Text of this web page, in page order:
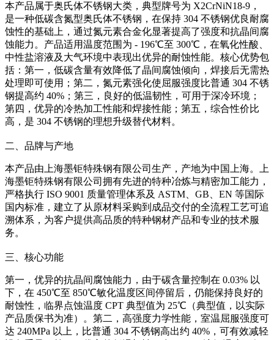
本产品属于奥氏体不锈钢大类，典型牌号为 X2CrNiN18-9，
是一种低碳含氮型奥氏体不锈钢，在保持 304 不锈钢优良耐腐
蚀性的基础上，通过氮元素合金化显著提高了强度和抗晶间腐
蚀能力。产品适用温度范围为 - 196℃至 300℃，在氧化性酸、
中性盐溶液及大气环境中表现出优异的耐蚀性能。核心优势包
括：第一，低碳含量有效降低了晶间腐蚀倾向，焊接后无需热
处理即可使用；第二，氮元素强化使屈服强度比普通 304 不锈
钢提高约 40%；第三，良好的低温韧性，可用于深冷环境；
第四，优异的冷热加工性能和焊接性能；第五，综合性价比
高，是 304 不锈钢的理想升级替代材料。
二、品牌与产地
本产品由上海墨钜特殊钢有限公司生产，产地为中国上海。上
海墨钜特殊钢有限公司拥有先进的特种冶炼与精密加工能力，
严格执行 ISO 9001 质量管理体系及 ASTM、GB、EN 等国际
国内标准，建立了从原材料采购到成品交付的全流程工艺可追
溯体系，为客户提供高品质的特种钢材产品和专业的技术服
务。
三、核心功能
第一，优异的抗晶间腐蚀能力，由于碳含量控制在 0.03% 以
下，在 450℃至 850℃敏化温度区间停留后，仍能保持良好的
耐蚀性，临界点蚀温度 CPT 典型值为 25℃（典型值，以实际
产品质保书为准）。第二，高强度力学性能，室温屈服强度可
达 240MPa 以上，比普通 304 不锈钢高出约 40%，可有效减轻